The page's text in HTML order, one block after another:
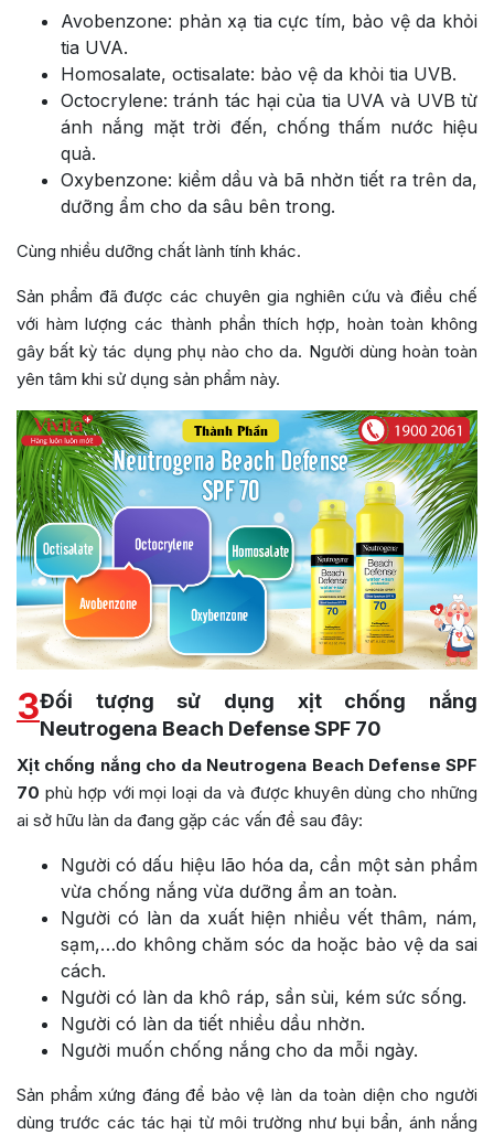
Avobenzone: phản xạ tia cực tím, bảo vệ da khỏi
tia UVA.
Homosalate, octisalate: bảo vệ da khỏi tia UVB.
Octocrylene: tránh tác hại của tia UVA và UVB từ
ánh nắng mặt trời đến, chống thấm nước hiệu
quả.
Oxybenzone: kiềm dầu và bã nhờn tiết ra trên da,
dưỡng ẩm cho da sâu bên trong.
Cùng nhiều dưỡng chất lành tính khác.
Sản phẩm đã được các chuyên gia nghiên cứu và điều chế
với hàm lượng các thành phần thích hợp, hoàn toàn không
gây bất kỳ tác dụng phụ nào cho da. Người dùng hoàn toàn
yên tâm khi sử dụng sản phẩm này.
3Đối tượng sử dụng xịt chống nắng
Neutrogena Beach Defense SPF 70
Xịt chống nắng cho da Neutrogena Beach Defense SPF
70 phù hợp với mọi loại da và được khuyên dùng cho những
ai sở hữu làn da đang gặp các vấn đề sau đây:
Người có dấu hiệu lão hóa da, cần một sản phẩm
vừa chống nắng vừa dưỡng ẩm an toàn.
Người có làn da xuất hiện nhiều vết thâm, nám,
sạm,…do không chăm sóc da hoặc bảo vệ da sai
cách.
Người có làn da khô ráp, sần sùi, kém sức sống.
Người có làn da tiết nhiều dầu nhờn.
Người muốn chống nắng cho da mỗi ngày.
Sản phẩm xứng đáng để bảo vệ làn da toàn diện cho người
dùng trước các tác hại từ môi trường như bụi bẩn, ánh nắng